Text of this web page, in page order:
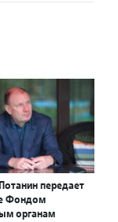
передает
Фондом
органам